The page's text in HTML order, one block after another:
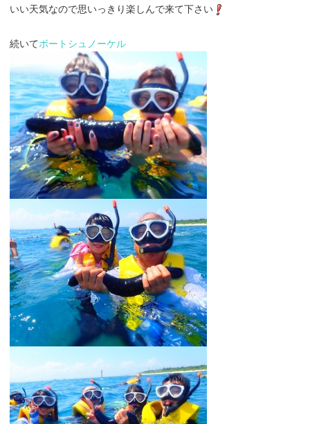
いい天気なので思いっきり楽しんで来て下さい
続いてボートシュノーケル